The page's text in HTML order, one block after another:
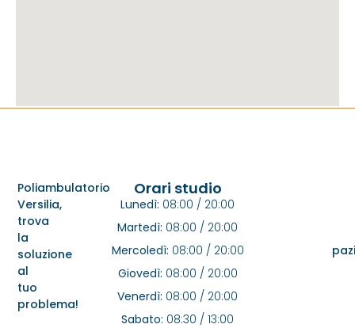
Orari studio
Lunedì: 08:00 / 20:00
Martedì: 08:00 / 20:00
Mercoledì: 08:00 / 20:00
Giovedì: 08:00 / 20:00
Venerdì: 08:00 / 20:00
Sabato: 08:30 / 13:00
Poliambulatorio
Versilia,
trova
la
soluzione
al
tuo
problema!